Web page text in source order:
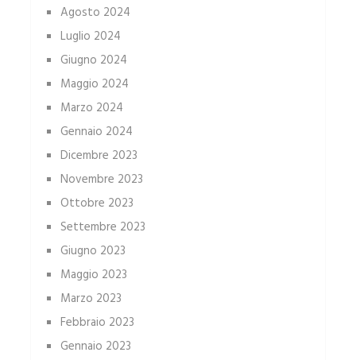
Agosto 2024
Luglio 2024
Giugno 2024
Maggio 2024
Marzo 2024
Gennaio 2024
Dicembre 2023
Novembre 2023
Ottobre 2023
Settembre 2023
Giugno 2023
Maggio 2023
Marzo 2023
Febbraio 2023
Gennaio 2023